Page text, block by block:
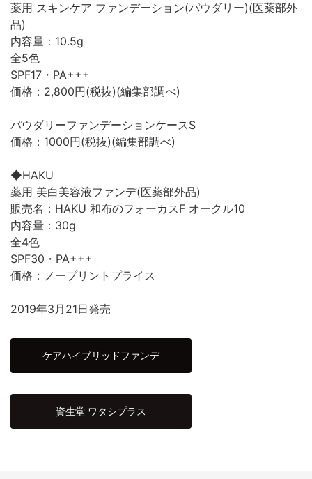
薬用 スキンケア ファンデーション(パウダリー)(医薬部外
品)
内容量：10.5g
全5色
SPF17・PA+++
価格：2,800円(税抜)(編集部調べ)
パウダリーファンデーションケースS
価格：1000円(税抜)(編集部調べ)
◆HAKU
薬用 美白美容液ファンデ(医薬部外品)
販売名：HAKU 和布のフォーカスF オークル10
内容量：30g
全4色
SPF30・PA+++
価格：ノープリントプライス
2019年3月21日発売
ケアハイブリッドファンデ
資生堂 ワタシプラス